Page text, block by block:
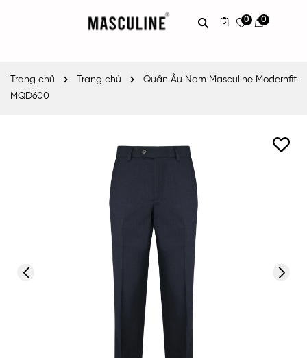
0 0
Trang chủ Trang chủ
Quần Âu Nam Masculine Modernfit
MQD600